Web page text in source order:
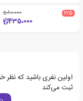
٪25 580،000
435،000
اولین نفری باشید که نظر
ثبت می‌کند